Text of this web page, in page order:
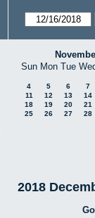
Sun Mon Tue
4 5 6
7
11
12 13
14
18
19 20
21
25
26 27 28
2018